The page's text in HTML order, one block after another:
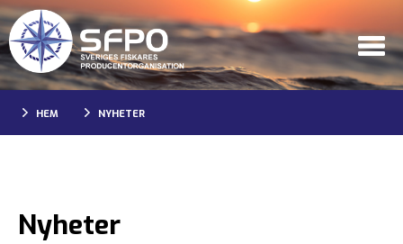
HEM NYHETER
Nyheter